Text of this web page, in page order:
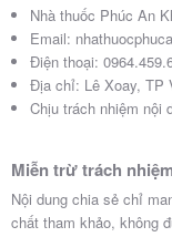
Nhà thuốc Phúc An
Email:
Điện thoại:
Địa chỉ: Lê Xoay, TP
Chịu trách nhiệm nội
Miễn trừ trách
Nội dung chia sẻ chỉ
chất tham khảo, không